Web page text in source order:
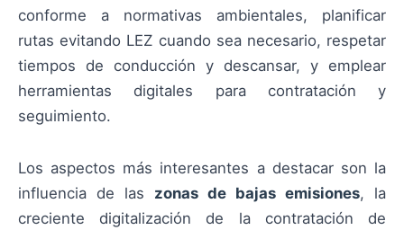
conforme a normativas ambientales, planificar
rutas evitando LEZ cuando sea necesario, respetar
tiempos de conducción y descansar, y emplear
herramientas digitales para contratación y
seguimiento.
Los aspectos más interesantes a destacar son la
influencia de las zonas de bajas emisiones, la
creciente digitalización de la contratación de